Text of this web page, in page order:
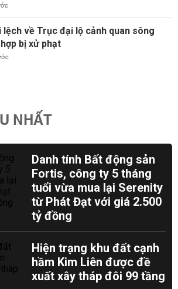
về Trục đại lộ cảnh quan sông
bị xử phạt
NHẤT
Danh tính Bất động sản
Fortis, công ty 5 tháng
tuổi vừa mua lại Serenity
từ Phát Đạt với giá 2.500
tỷ đồng
Hiện trạng khu đất cạnh
hầm Kim Liên được đề
xuất xây tháp đôi 99 tầng